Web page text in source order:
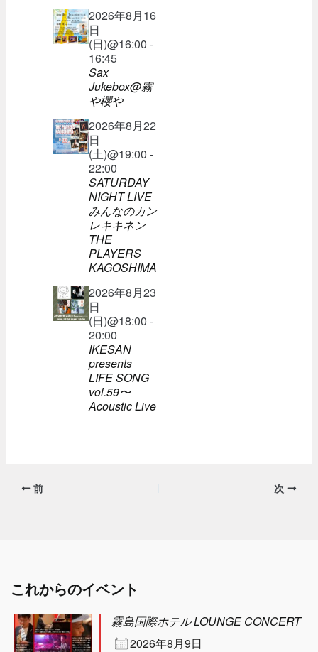
2026年8月16
日
(日)@16:00 -
16:45
Sax
Jukebox@霧
や櫻や
2026年8月22
日
(土)@19:00 -
22:00
SATURDAY
NIGHT LIVE
みんなのカン
レキキネン
THE
PLAYERS
KAGOSHIMA
2026年8月23
日
(日)@18:00 -
20:00
IKESAN
presents
LIFE SONG
vol.59〜
Acoustic Live
前 次
これからのイベント
霧島国際ホテル LOUNGE CONCERT
2026年8月9日